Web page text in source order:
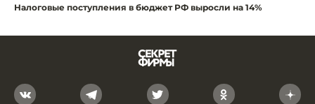
Налоговые поступления в бюджет РФ выросли на 14%